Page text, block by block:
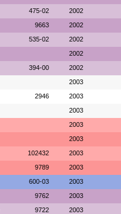
475-02 2002
9663 2002
535-02 2002
2002
394-00 2002
2003
2946 2003
2003
2003
2003
102432 2003
9789 2003
600-03 2003
9762 2003
9722 2003